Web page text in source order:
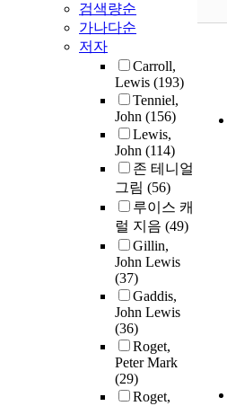
검색량순
가나다순
저자
Carroll,
Lewis (193)
Tenniel,
John (156)
Lewis,
John (114)
존 테니얼
그림 (56)
루이스 캐
럴 지음 (49)
Gillin,
John Lewis
(37)
Gaddis,
John Lewis
(36)
Roget,
Peter Mark
(29)
Roget,